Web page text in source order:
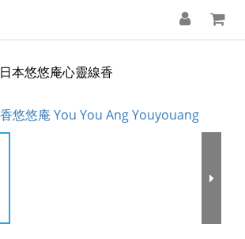
日本悠悠庵心靈線香